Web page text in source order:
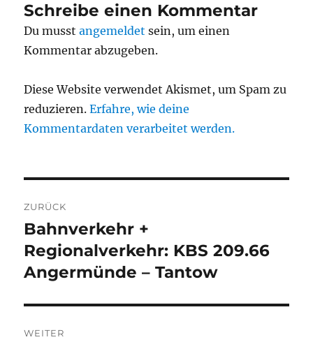
Schreibe einen Kommentar
Du musstangemeldet sein, um einen
Kommentar abzugeben.
Diese Website verwendet Akismet, um Spam zu
reduzieren.Erfahre, wie deine
Kommentardaten verarbeitet werden.
ZURÜCK
Vorheriger
Beitrag:
Bahnverkehr +
Regionalverkehr: KBS 209.66
Angermünde – Tantow
WEITER